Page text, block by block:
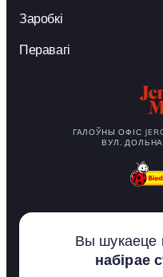
Заробкі
Перавагі
ГАЛОЎНЫ ОФІС
ВУЛ.
Вы шукаеце
набірае